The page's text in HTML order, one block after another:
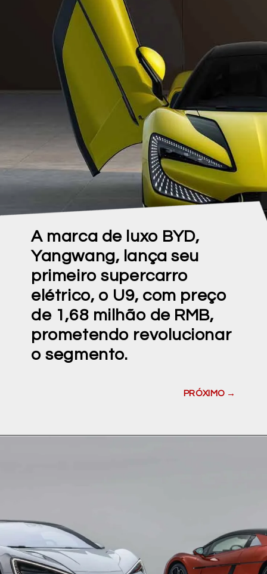
A marca de luxo BYD,
Yangwang, lança seu
primeiro supercarro
elétrico, o U9, com preço
de 1,68 milhão de RMB,
prometendo revolucionar
o segmento.
PRÓXIMO →